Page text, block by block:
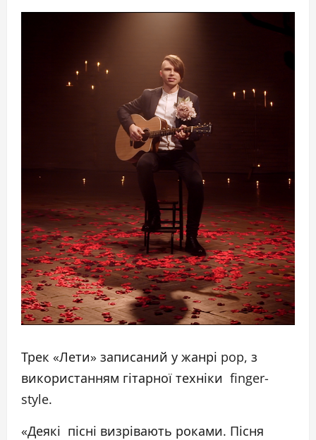
Трек «Лети» записаний у жанрі pop, з
використанням гітарної техніки finger-
style.
«Деякі пісні визрівають роками. Пісня